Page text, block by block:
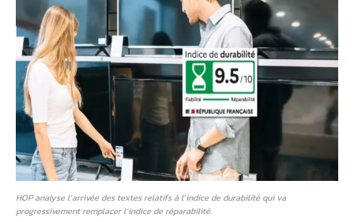
HOP analyse l’arrivée des textes relatifs à l’indice de durabilité qui va
progressivement remplacer l’indice de réparabilité.